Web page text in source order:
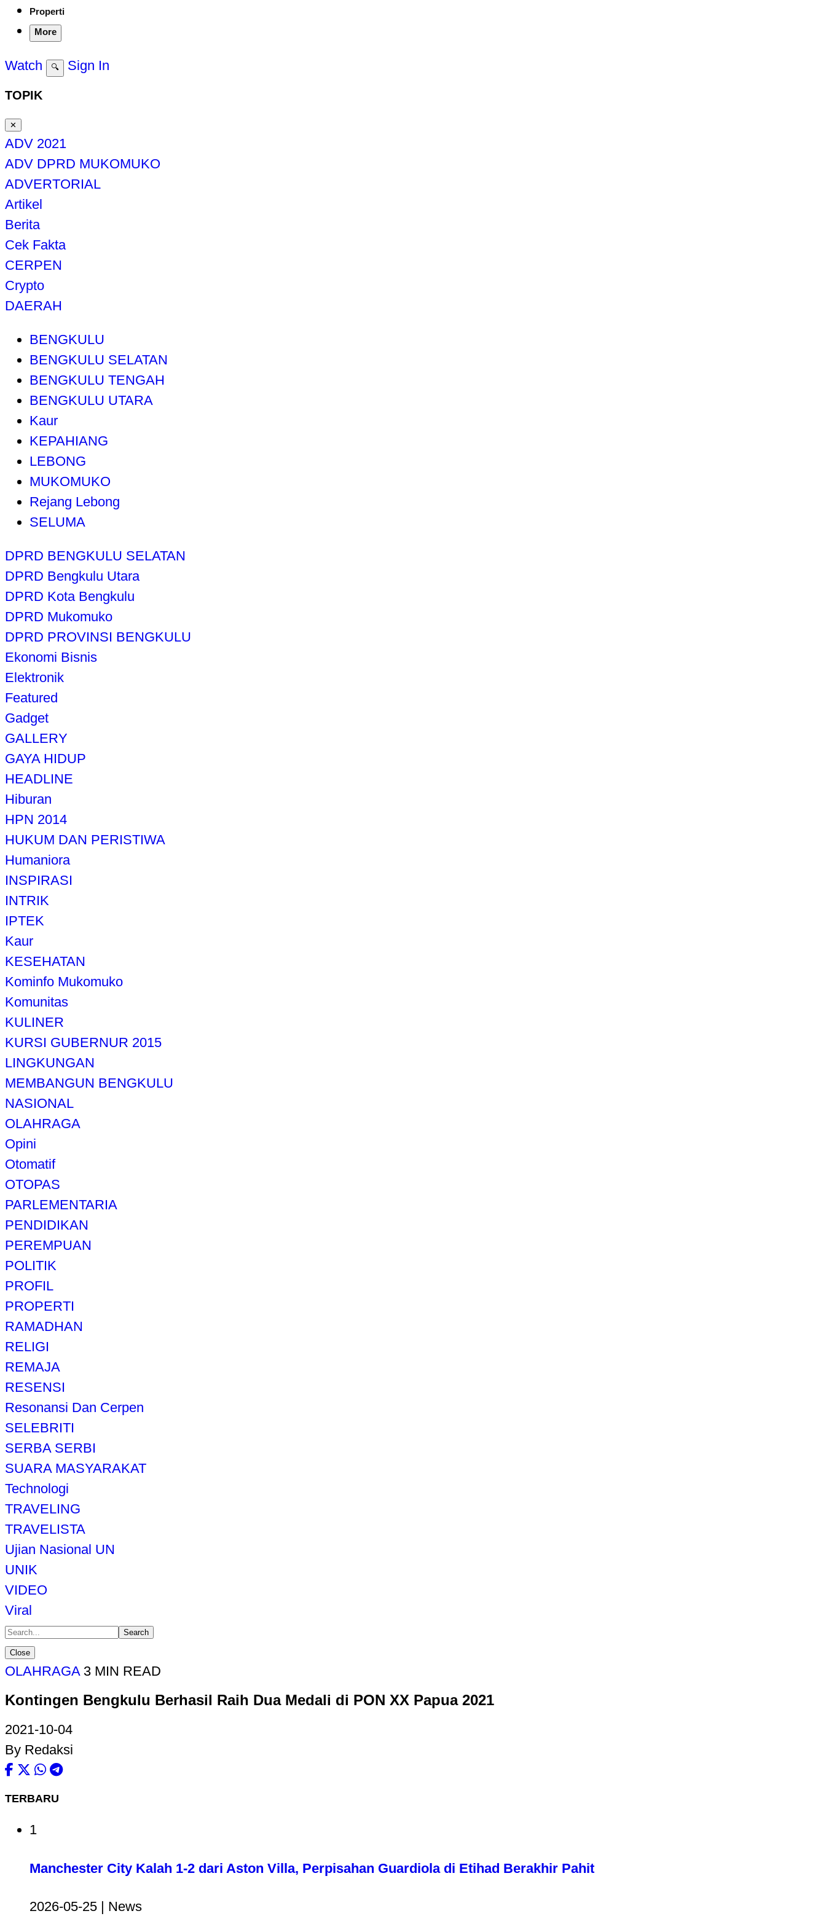
Properti
More
Watch 🔍 Sign In
TOPIK
✕
ADV 2021
ADV DPRD MUKOMUKO
ADVERTORIAL
Artikel
Berita
Cek Fakta
CERPEN
Crypto
DAERAH
BENGKULU
BENGKULU SELATAN
BENGKULU TENGAH
BENGKULU UTARA
Kaur
KEPAHIANG
LEBONG
MUKOMUKO
Rejang Lebong
SELUMA
DPRD BENGKULU SELATAN
DPRD Bengkulu Utara
DPRD Kota Bengkulu
DPRD Mukomuko
DPRD PROVINSI BENGKULU
Ekonomi Bisnis
Elektronik
Featured
Gadget
GALLERY
GAYA HIDUP
HEADLINE
Hiburan
HPN 2014
HUKUM DAN PERISTIWA
Humaniora
INSPIRASI
INTRIK
IPTEK
Kaur
KESEHATAN
Kominfo Mukomuko
Komunitas
KULINER
KURSI GUBERNUR 2015
LINGKUNGAN
MEMBANGUN BENGKULU
NASIONAL
OLAHRAGA
Opini
Otomatif
OTOPAS
PARLEMENTARIA
PENDIDIKAN
PEREMPUAN
POLITIK
PROFIL
PROPERTI
RAMADHAN
RELIGI
REMAJA
RESENSI
Resonansi Dan Cerpen
SELEBRITI
SERBA SERBI
SUARA MASYARAKAT
Technologi
TRAVELING
TRAVELISTA
Ujian Nasional UN
UNIK
VIDEO
Viral
Search
Close
OLAHRAGA 3 MIN READ
Kontingen Bengkulu Berhasil Raih Dua Medali di PON XX Papua 2021
2021-10-04
By Redaksi
TERBARU
1
Manchester City Kalah 1-2 dari Aston Villa, Perpisahan Guardiola di Etihad Berakhir Pahit
2026-05-25 | News